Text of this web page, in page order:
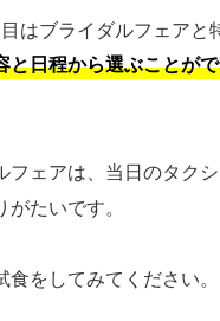
はブライダルフェアと
と日程から選ぶことが
ェアは、当日のタク
たいです。
をしてみてください。